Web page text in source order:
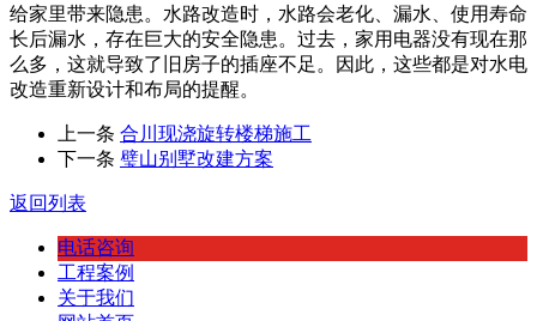
给家里带来隐患。水路改造时，水路会老化、漏水、使用寿命
长后漏水，存在巨大的安全隐患。过去，家用电器没有现在那
么多，这就导致了旧房子的插座不足。因此，这些都是对水电
改造重新设计和布局的提醒。
上一条 合川现浇旋转楼梯施工
下一条 璧山别墅改建方案
返回列表
电话咨询
工程案例
关于我们